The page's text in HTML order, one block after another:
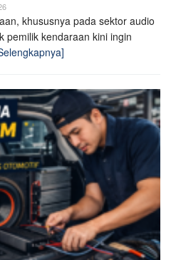
khususnya pada sektor audio
pemilik kendaraan kini ingin